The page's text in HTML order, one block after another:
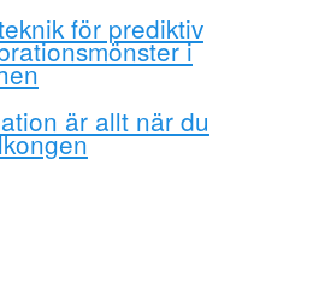
för prediktiv
i
är allt när du